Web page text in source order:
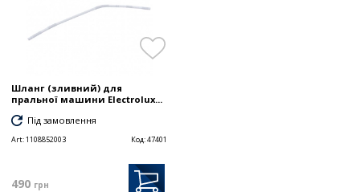
Шланг (зливний) для
пральної машини Electrolux...
Під замовлення
Art:1108852003 Код:47401
490 грн